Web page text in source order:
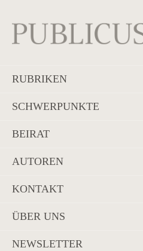
RUBRIKEN
SCHWERPUNKTE
BEIRAT
AUTOREN
KONTAKT
ÜBER UNS
NEWSLETTER